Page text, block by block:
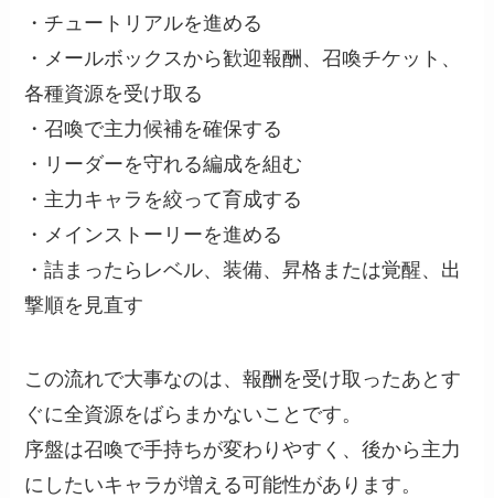
・チュートリアルを進める
・メールボックスから歓迎報酬、召喚チケット、
各種資源を受け取る
・召喚で主力候補を確保する
・リーダーを守れる編成を組む
・主力キャラを絞って育成する
・メインストーリーを進める
・詰まったらレベル、装備、昇格または覚醒、出
撃順を見直す
この流れで大事なのは、報酬を受け取ったあとす
ぐに全資源をばらまかないことです。
序盤は召喚で手持ちが変わりやすく、後から主力
にしたいキャラが増える可能性があります。